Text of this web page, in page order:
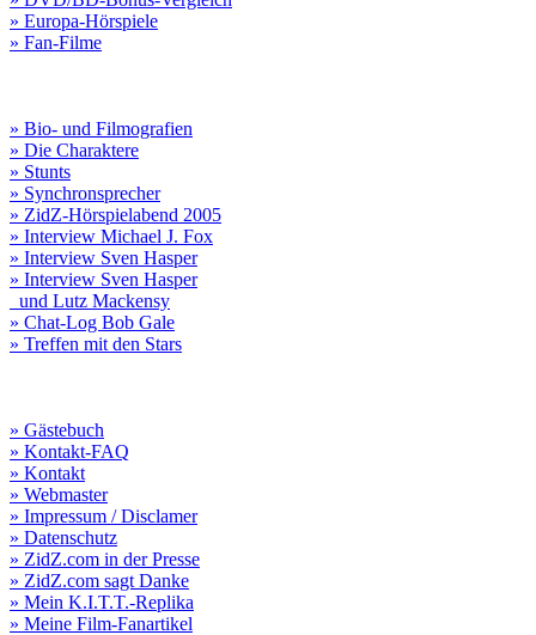
» Europa-Hörspiele
» Fan-Filme
» Bio- und Filmografien
» Die Charaktere
» Stunts
» Synchronsprecher
» ZidZ-Hörspielabend 2005
» Interview Michael J. Fox
» Interview Sven Hasper
» Interview Sven Hasper
und Lutz Mackensy
» Chat-Log Bob Gale
» Treffen mit den Stars
» Gästebuch
» Kontakt-FAQ
» Kontakt
» Webmaster
» Impressum / Disclamer
» Datenschutz
» ZidZ.com in der Presse
» ZidZ.com sagt Danke
» Mein K.I.T.T.-Replika
» Meine Film-Fanartikel